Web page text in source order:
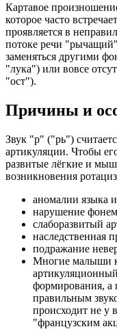
Картавое
которое часто
проявляется в
потоке речи
заменяться другими
"лука") или вовсе
"ост").
Причины и
Звук "р" ("рь")
артикуляции. Чтобы
развитые лёгкие и
возникновения
аномалии языка
нарушение
слаборазвитый
наследственная
подражание
Многие малыши
формирования, а
правильным
происходит не у
"французским